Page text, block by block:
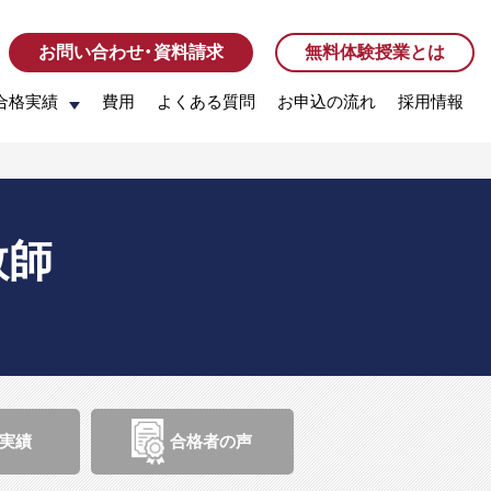
お問い合わせ・資料請求 無料体験授業とは
格実績 費用 よくある質問 お申込の流れ 採用情報
お問い合わせ・資料請求 無料体験授業とは
格実績 費用 よくある質問 お申込の流れ 採用情報
績 合格者の声